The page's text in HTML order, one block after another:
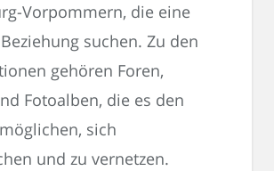
Vorpommern, die eine
suchen. Zu den
gehören Foren,
Fotoalben, die es den
sich
und zu vernetzen.